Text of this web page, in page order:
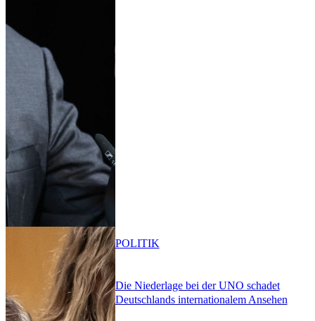
Die Niederlage bei der UNO schadet
Deutschlands internationalem Ansehen
POLITIK